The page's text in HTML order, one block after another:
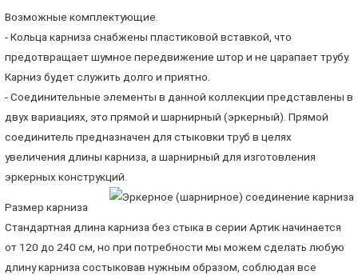
Возможные комплектующие.
- Кольца карниза снабжены пластиковой вставкой, что
предотвращает шумное передвижение штор и не царапает трубу.
Карниз будет служить долго и приятно.
- Соединительные элементы в данной коллекции представлены в
двух вариациях, это прямой и шарнирный (эркерный). Прямой
соединитель предназначен для стыковки труб в целях
увеличения длины карниза, а шарнирный для изготовления
эркерных конструкций.
Размер карниза
Стандартная длина карниза без стыка в серии Артик начинается
от 120 до 240 см, но при потребности мы можем сделать любую
длину карниза состыковав нужным образом, соблюдая все